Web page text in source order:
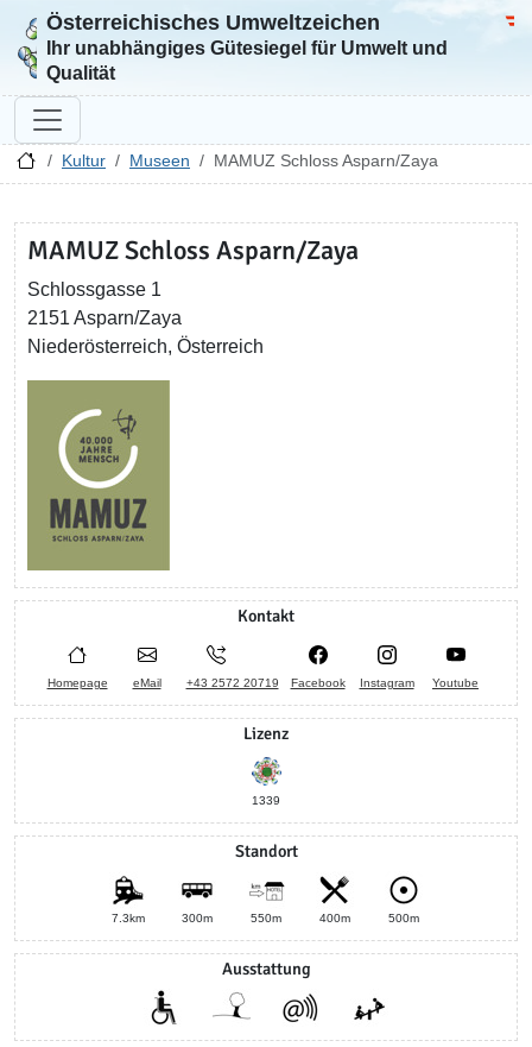
Zur Startseite
Österreichisches Umweltzeichen
Ihr unabhängiges Gütesiegel für Umwelt und
Qualität
Kultur Museen MAMUZ Schloss Asparn/Zaya
MAMUZ Schloss Asparn/Zaya
Schlossgasse 1
2151 Asparn/Zaya
Niederösterreich, Österreich
Kontakt
Homepage eMail +43 2572 20719 Facebook Instagram Youtube
Lizenz
1339
Standort
7.3km 300m 550m 400m 500m
Ausstattung